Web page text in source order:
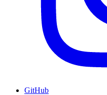
GitHub